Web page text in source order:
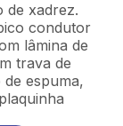
de xadrez.
condutor
lâmina de
trava de
espuma,